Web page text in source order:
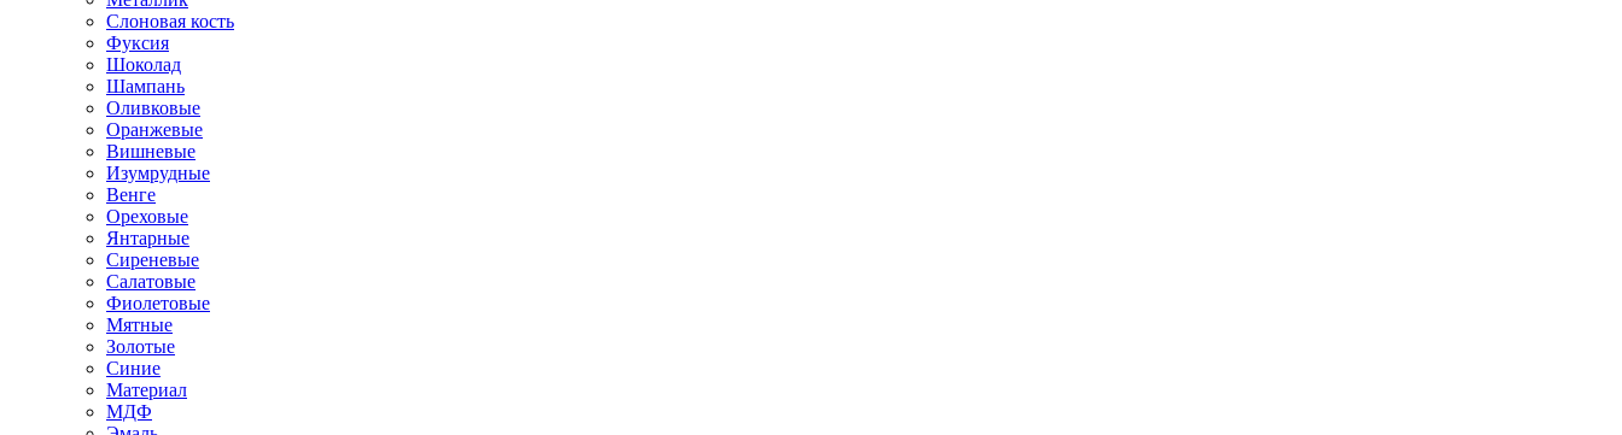
Слоновая кость
Фуксия
Шоколад
Шампань
Оливковые
Оранжевые
Вишневые
Изумрудные
Венге
Ореховые
Янтарные
Сиреневые
Салатовые
Фиолетовые
Мятные
Золотые
Синие
Материал
МДФ